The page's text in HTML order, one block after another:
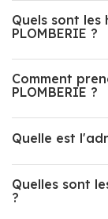
Quels sont les
PLOMBERIE ?
Comment
PLOMBERIE ?
Quelle est
Quelles sont
?